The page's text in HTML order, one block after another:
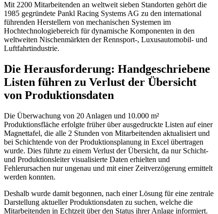
Mit 2200 Mitarbeitenden an weltweit sieben Standorten gehört die
1985 gegründete Pankl Racing Systems AG zu den international
führenden Herstellern von mechanischen Systemen im
Hochtechnologiebereich für dynamische Komponenten in den
weltweiten Nischenmärkten der Rennsport-, Luxusautomobil- und
Luftfahrtindustrie.
Die Herausforderung: Handgeschriebene
Listen führen zu Verlust der Übersicht
von Produktionsdaten
Die Überwachung von 20 Anlagen und 10.000 m²
Produktionsfläche erfolgte früher über ausgedruckte Listen auf einer
Magnettafel, die alle 2 Stunden von Mitarbeitenden aktualisiert und
bei Schichtende von der Produktionsplanung in Excel übertragen
wurde. Dies führte zu einem Verlust der Übersicht, da nur Schicht-
und Produktionsleiter visualisierte Daten erhielten und
Fehlerursachen nur ungenau und mit einer Zeitverzögerung ermittelt
werden konnten.
Deshalb wurde damit begonnen, nach einer Lösung für eine zentrale
Darstellung aktueller Produktionsdaten zu suchen, welche die
Mitarbeitenden in Echtzeit über den Status ihrer Anlage informiert.